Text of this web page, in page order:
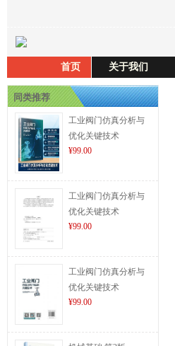
首页 关于我们
同类推荐
工业阀门仿真分析与
优化关键技术
¥99.00
工业阀门仿真分析与
优化关键技术
¥99.00
工业阀门仿真分析与
优化关键技术
¥99.00